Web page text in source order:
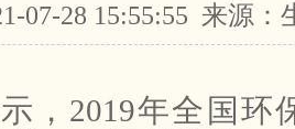
07-28 15:55:55 来源：
， 2019年全国环